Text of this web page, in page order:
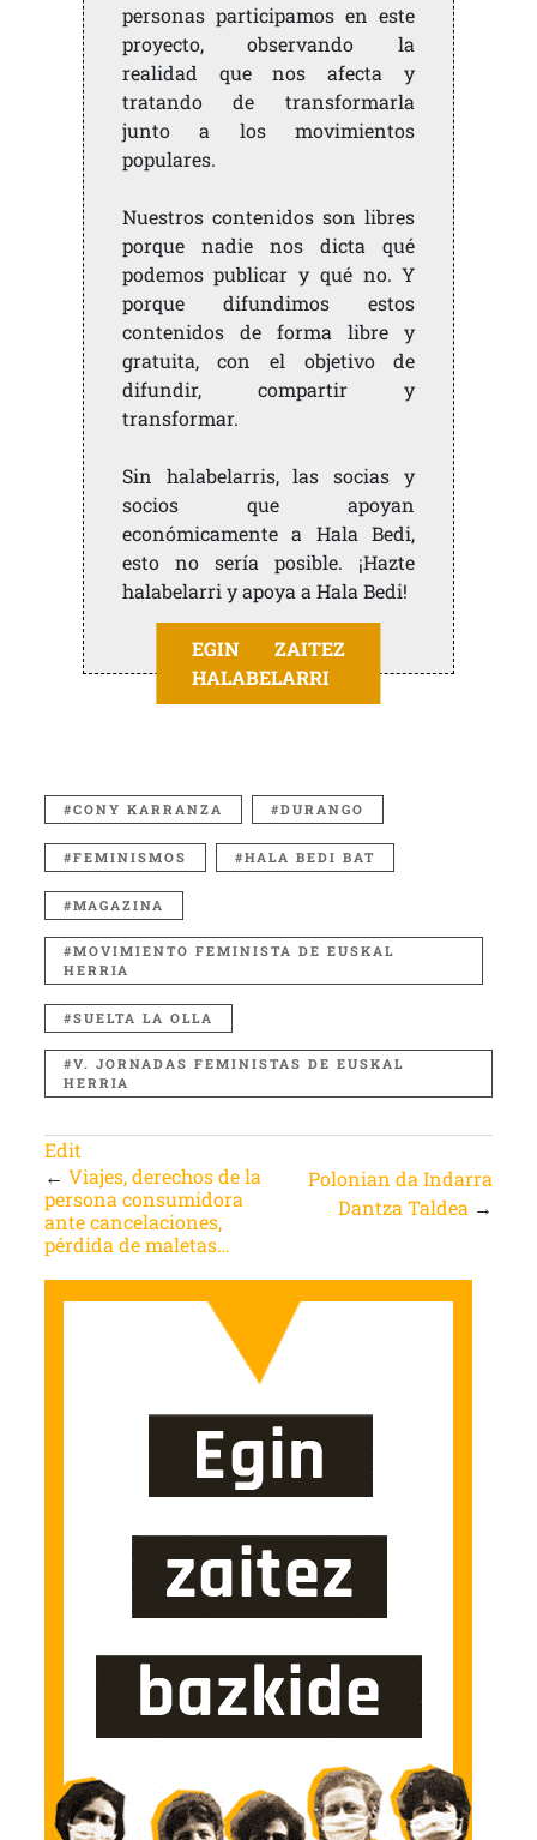
personas participamos en este
proyecto, observando la
realidad que nos afecta y
tratando de transformarla
junto a los movimientos
populares.
Nuestros contenidos son libres
porque nadie nos dicta qué
podemos publicar y qué no. Y
porque difundimos estos
contenidos de forma libre y
gratuita, con el objetivo de
difundir, compartir y
transformar.
Sin halabelarris, las socias y
socios que apoyan
económicamente a Hala Bedi,
esto no sería posible. ¡Hazte
halabelarri y apoya a Hala Bedi!
EGIN ZAITEZ
HALABELARRI
CONY KARRANZA DURANGO
FEMINISMOS HALA BEDI BAT
MAGAZINA
MOVIMIENTO FEMINISTA DE EUSKAL
HERRIA
SUELTA LA OLLA
V. JORNADAS FEMINISTAS DE EUSKAL
HERRIA
Edit
← Viajes, derechos de la
persona consumidora
ante cancelaciones,
pérdida de maletas…
Polonian da Indarra
Dantza Taldea →